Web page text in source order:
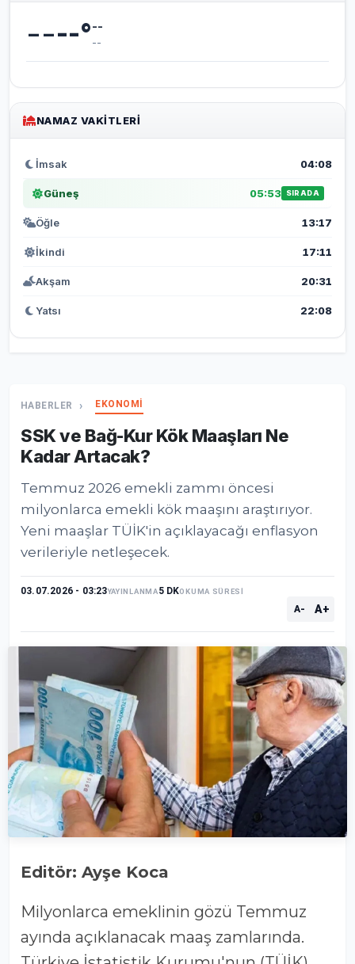
----°--
--
NAMAZ VAKITLERI
İmsak 04:08
Güneş 05:53 SIRADA
Öğle 13:17
İkindi 17:11
Akşam 20:31
Yatsı 22:08
HABERLER EKONOMİ
SSK ve Bağ-Kur Kök Maaşları Ne
Kadar Artacak?
Temmuz 2026 emekli zammı öncesi
milyonlarca emekli kök maaşını araştırıyor.
Yeni maaşlar TÜİK'in açıklayacağı enflasyon
verileriyle netleşecek.
03.07.2026 - 03:23YAYINLANMA5 DKOKUMA SÜRESİ
A- A+
Editör: Ayşe Koca
Milyonlarca emeklinin gözü Temmuz
ayında açıklanacak maaş zamlarında.